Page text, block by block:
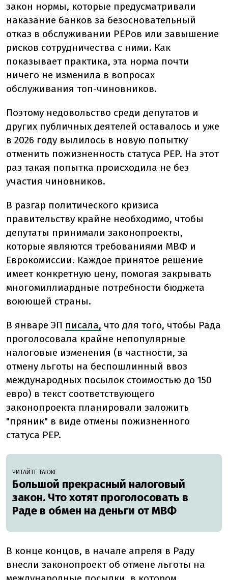
закон нормы, которые предусматривали
наказание банков за безосновательный
отказ в обслуживании PEPов или завышение
рисков сотрудничества с ними. Как
показывает практика, эта норма почти
ничего не изменила в вопросах
обслуживания топ-чиновников.
Поэтому недовольство среди депутатов и
других публичных деятелей оставалось и уже
в 2026 году вылилось в новую попытку
отменить пожизненность статуса PEP. На этот
раз такая попытка происходила не без
участия чиновников.
В разгар политического кризиса
правительству крайне необходимо, чтобы
депутаты принимали законопроекты,
которые являются требованиями МВФ и
Еврокомиссии. Каждое принятое решение
имеет конкретную цену, помогая закрывать
многомиллиардные потребности бюджета
воюющей страны.
В январе ЭП писала, что для того, чтобы Рада
проголосовала крайне непопулярные
налоговые изменения (в частности, за
отмену льготы на беспошлинный ввоз
международных посылок стоимостью до 150
евро) в текст соответствующего
законопроекта планировали заложить
"пряник" в виде отмены пожизненного
статуса PEP.
ЧИТАЙТЕ ТАКЖЕ
Большой прекрасный налоговый
закон. Что хотят проголосовать в
Раде в обмен на деньги от МВФ
В конце концов, в начале апреля в Раду
внесли законопроект об отмене льготы на